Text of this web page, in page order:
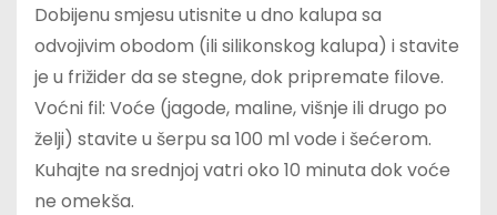
Dobijenu smjesu utisnite u dno kalupa sa
odvojivim obodom (ili silikonskog kalupa) i stavite
je u frižider da se stegne, dok pripremate filove.
Voćni fil: Voće (jagode, maline, višnje ili drugo po
želji) stavite u šerpu sa 100 ml vode i šećerom.
Kuhajte na srednjoj vatri oko 10 minuta dok voće
ne omekša.